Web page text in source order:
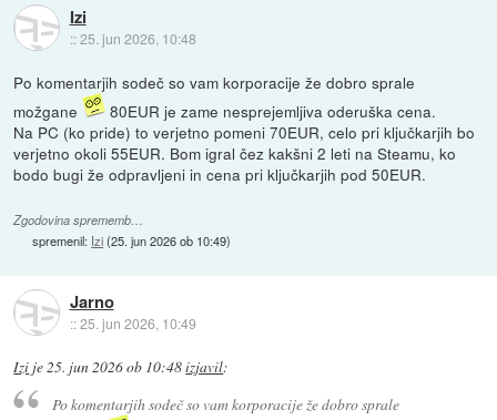
Izi
::25. jun 2026, 10:48
Po komentarjih sodeč so vam korporacije že dobro sprale
možgane
80EUR je zame nesprejemljiva oderuška cena.
Na PC (ko pride) to verjetno pomeni 70EUR, celo pri ključkarjih bo
verjetno okoli 55EUR. Bom igral čez kakšni 2 leti na Steamu, ko
bodo bugi že odpravljeni in cena pri ključkarjih pod 50EUR.
Zgodovina sprememb…
spremenil: Izi(25. jun 2026 ob 10:49)
Jarno
::25. jun 2026, 10:49
Izi je25. jun 2026 ob 10:48izjavil:
Po komentarjih sodeč so vam korporacije že dobro sprale